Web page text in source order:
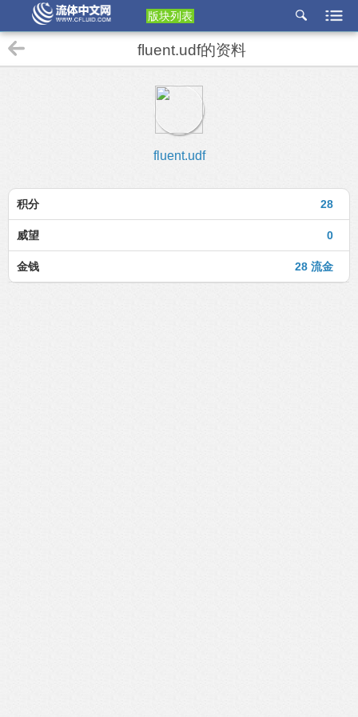
版块列表
etu
fluent.udf的资料
fluent.udf
28
积分
0
威望
28 流金
金钱